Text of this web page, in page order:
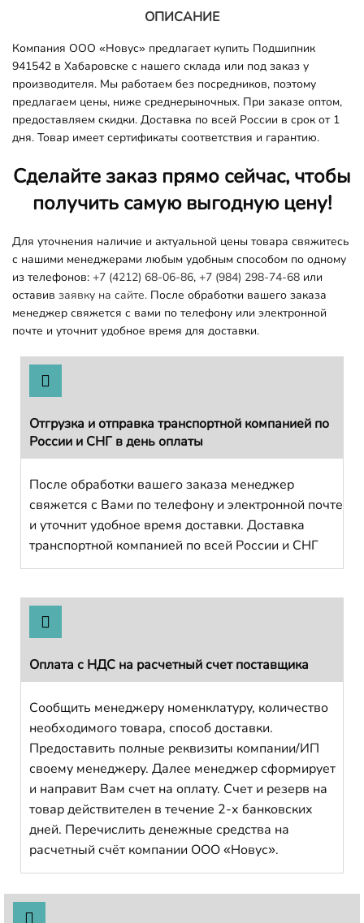
ОПИСАНИЕ
Компания ООО «Новус» предлагает купить Подшипник
941542 в Хабаровске с нашего склада или под заказ у
производителя. Мы работаем без посредников, поэтому
предлагаем цены, ниже среднерыночных. При заказе оптом,
предоставляем скидки. Доставка по всей России в срок от 1
дня. Товар имеет сертификаты соответствия и гарантию.
Сделайте заказ прямо сейчас, чтобы
получить самую выгодную цену!
Для уточнения наличие и актуальной цены товара свяжитесь
с нашими менеджерами любым удобным способом по одному
из телефонов: +7 (4212) 68-06-86, +7 (984) 298-74-68 или
оставив заявку на сайте. После обработки вашего заказа
менеджер свяжется с вами по телефону или электронной
почте и уточнит удобное время для доставки.
Отгрузка и отправка транспортной компанией по
России и СНГ в день оплаты
После обработки вашего заказа менеджер
свяжется с Вами по телефону и электронной почте
и уточнит удобное время доставки. Доставка
транспортной компанией по всей России и СНГ
Оплата с НДС на расчетный счет поставщика
Сообщить менеджеру номенклатуру, количество
необходимого товара, способ доставки.
Предоставить полные реквизиты компании/ИП
своему менеджеру. Далее менеджер сформирует
и направит Вам счет на оплату. Счет и резерв на
товар действителен в течение 2-х банковских
дней. Перечислить денежные средства на
расчетный счёт компании ООО «Новус».